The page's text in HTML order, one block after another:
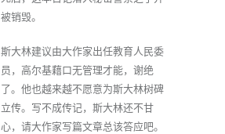
被销毁。
斯大林建议由大作家出任教育人民委
员，高尔基藉口无管理才能，谢绝
了。他也越来越不愿意为斯大林树碑
立传。写不成传记，斯大林还不甘
心，请大作家写篇文章总该答应吧。